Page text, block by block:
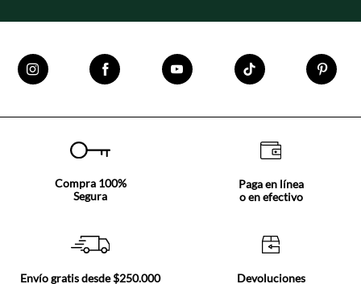
Compra 100%
Segura
Paga en línea
o en efectivo
Envío gratis desde $250.000
Devoluciones